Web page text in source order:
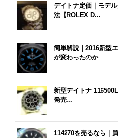
デイトナ定価｜モデ
法【ROLEX D...
簡単解説｜2016新型
が変わったのか...
新型デイトナ
発売...
114270を売るなら｜